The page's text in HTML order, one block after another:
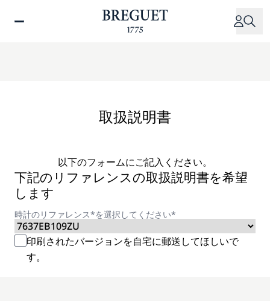
取扱説明書
以下のフォームにご記入ください。
下記のリファレンスの取扱説明書を希望
します
時計のリファレンス*を選択してください*
印刷されたバージョンを自宅に郵送してほしいで
す。